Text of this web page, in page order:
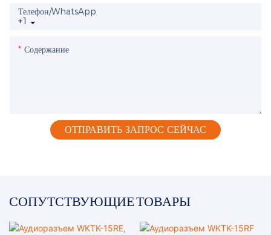
+1
Телефон/WhatsApp
Содержание
ОТПРАВИТЬ ЗАПРОС СЕЙЧАС
СОПУТСТВУЮЩИЕ ТОВАРЫ